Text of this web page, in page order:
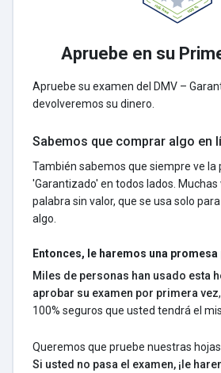
Apruebe en su
Apruebe su examen del DMV –
devolveremos su dinero.
Sabemos que comprar algo en
También sabemos que siempre ve la
'Garantizado' en todos lados. Muchas
palabra sin valor, que se usa solo
algo.
Entonces, le haremos una
Miles de personas han usado esta
aprobar su examen por primera vez
100% seguros que usted tendrá el
Queremos que pruebe nuestras hojas
Si usted no pasa el examen, ¡le